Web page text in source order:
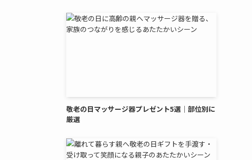
敬老の日マッサージ器プレゼント5選｜部位別に
厳選